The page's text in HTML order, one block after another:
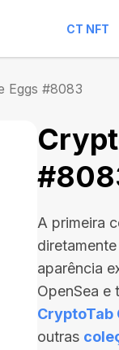
CT NFT
Eggs #8083
A primeira
aparência
OpenSea e
CryptoTab
outras